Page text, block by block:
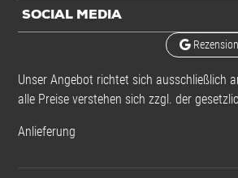
SOCIAL MEDIA
Unser Angebot richtet sich ausschließlich
alle Preise verstehen sich zzgl. der
Anlieferung